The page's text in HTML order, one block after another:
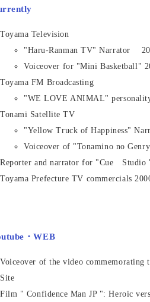
Toyama Television
"Haru-Ranman TV" Narrator
Voiceover for "Mini Basketball"
Toyama FM Broadcasting
"WE LOVE ANIMAL"
Tonami Satellite TV
"Yellow Truck of Happiness"
Voiceover of "Tonamino no
Reporter and narrator for "Cue Studio
Toyama Prefecture TV commercials
・WEB
Voiceover of the video commemorating
Site
Film " Confidence Man JP ": Heroic